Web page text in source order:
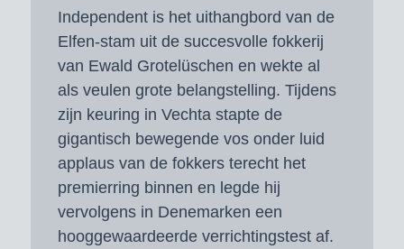
Independent is het uithangbord van de
Elfen-stam uit de succesvolle fokkerij
van Ewald Grotelüschen en wekte al
als veulen grote belangstelling. Tijdens
zijn keuring in Vechta stapte de
gigantisch bewegende vos onder luid
applaus van de fokkers terecht het
premierring binnen en legde hij
vervolgens in Denemarken een
hooggewaardeerde verrichtingstest af.